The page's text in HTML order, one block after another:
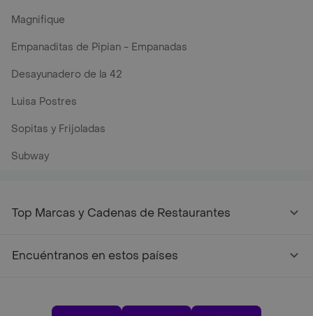
Magnifique
Empanaditas de Pipian - Empanadas
Desayunadero de la 42
Luisa Postres
Sopitas y Frijoladas
Subway
Top Marcas y Cadenas de Restaurantes
Encuéntranos en estos países